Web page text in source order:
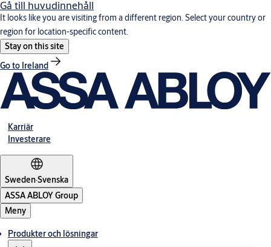
Gå till huvudinnehåll
It looks like you are visiting from a different region. Select your country or
region for location-specific content.
Stay on this site
Go to Ireland
Karriär
Investerare
Sweden·Svenska
ASSA ABLOY Group
Meny
Produkter och lösningar